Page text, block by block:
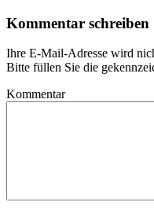
Kommentar schreiben
Ihre E-Mail-Adresse wird
Bitte füllen Sie die
Kommentar